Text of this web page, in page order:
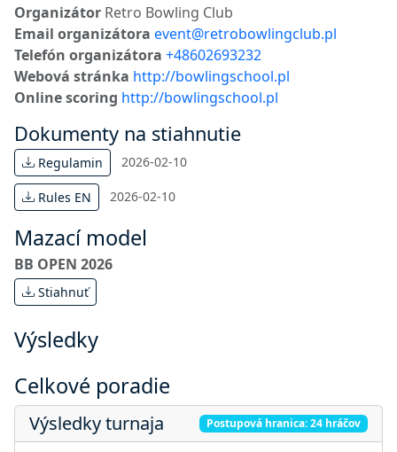
Organizátor Retro Bowling Club
Email organizátora event@retrobowlingclub.pl
Telefón organizátora +48602693232
Webová stránka http://bowlingschool.pl
Online scoring http://bowlingschool.pl
Dokumenty na stiahnutie
Regulamin 2026-02-10
Rules EN 2026-02-10
Mazací model
BB OPEN 2026
Stiahnuť
Výsledky
Celkové poradie
Výsledky turnaja Postupová hranica: 24 hráčov